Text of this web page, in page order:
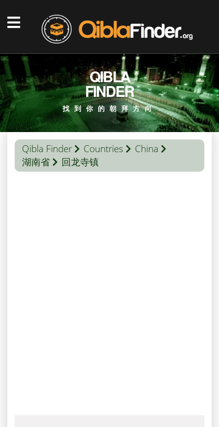
QIBLA
FINDER
找到你的朝拜方向
Qibla Finder Countries
China
湖南省
回龙寺镇